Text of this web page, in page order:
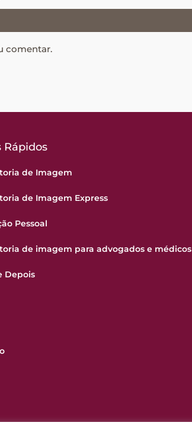
comentar.
Rápidos
de Imagem
de Imagem Express
Pessoal
de imagem para advogados e médicos
Depois